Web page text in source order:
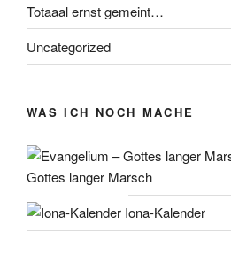
Totaaal ernst gemeint…
Uncategorized
WAS ICH NOCH MACHE
Gottes langer Marsch
Iona-Kalender